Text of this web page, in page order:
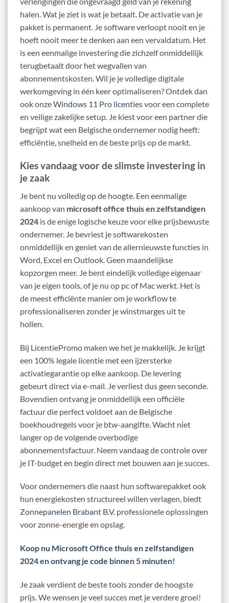
halen. Wat je ziet is wat je betaalt. De activatie van je
pakket is permanent. Je software verloopt nooit en je
hoeft nooit meer te denken aan een vervaldatum. Het
is een eenmalige investering die zichzelf onmiddellijk
terugbetaalt door het wegvallen van
abonnementskosten. Wil je je volledige digitale
werkomgeving in één keer optimaliseren? Ontdek dan
ook onzeWindows 11 Pro licentiesvoor een complete
en veilige zakelijke setup. Je kiest voor een partner die
begrijpt wat een Belgische ondernemer nodig heeft:
efficiëntie, snelheid en de beste prijs op de markt.
Kies vandaag voor de slimste investering in
je zaak
Je bent nu volledig op de hoogte. Een eenmalige
aankoop van microsoft office thuis en zelfstandigen
2024 is de enige logische keuze voor elke prijsbewuste
ondernemer. Je bevriest je softwarekosten
onmiddellijk en geniet van de allernieuwste functies in
Word, Excel en Outlook. Geen maandelijkse
kopzorgen meer. Je bent eindelijk volledige eigenaar
van je eigen tools, of je nu op pc of Mac werkt. Het is
de meest efficiënte manier om je workflow te
professionaliseren zonder je winstmarges uit te
hollen.
Bij LicentiePromo maken we het je makkelijk. Je krijgt
een 100% legale licentie met een ijzersterke
activatiegarantie op elke aankoop. De levering
gebeurt direct via e-mail. Je verliest dus geen seconde.
Bovendien ontvang je onmiddellijk een officiële
factuur die perfect voldoet aan de Belgische
boekhoudregels voor je btw-aangifte. Wacht niet
langer op de volgende overbodige
abonnementsfactuur. Neem vandaag de controle over
je IT-budget en begin direct met bouwen aan je succes.
Voor ondernemers die naast hun softwarepakket ook
hun energiekosten structureel willen verlagen, biedt
Zonnepanelen Brabant B.V. professionele oplossingen
voor zonne-energie en opslag.
Koop nu Microsoft Office thuis en zelfstandigen
2024 en ontvang je code binnen 5 minuten!
Je zaak verdient de beste tools zonder de hoogste
prijs. We wensen je veel succes met je verdere groei!